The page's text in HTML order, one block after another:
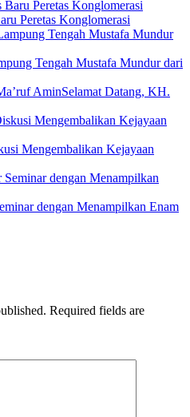
Peretas Konglomerasi
Tengah Mustafa Mundur dari
Selamat Datang, KH.
Mengembalikan Kejayaan
dengan Menampilkan Enam
Required fields are